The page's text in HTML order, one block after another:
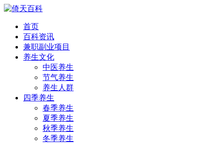
首页
百科资讯
兼职副业项目
养生文化
中医养生
节气养生
养生人群
四季养生
春季养生
夏季养生
秋季养生
冬季养生